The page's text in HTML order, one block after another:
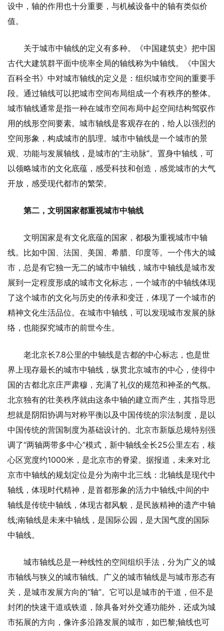
设中，轴的作用也十分重要，与机械设备中的轴有类似价
值。
关于城市中轴线的定义有多种。《中国建筑史》把中国
古代大建筑群平面中统率全局的轴线称为中轴线。《中国大
百科全书》中对城市轴线的定义是：组织城市空间的重要手
段。通过轴线可以把城市空间布局组成一个有秩序的整体。
城市轴线通常是指一种在城市空间布局中起空间结构驾驭作
用的线形空间要素。城市轴线是客观存在的，给人以强烈的
空间形象，构成城市的肌理。城市中轴线是一个城市的景
观、功能与发展轴线，是城市的“主动脉”。置身中轴线，可
以领略城市的文化底蕴，感受科技和创造，感觉城市的大气
开放，感受现代都市的繁荣。
第二，文明国家都重视城市中轴线
文明国家是有文化底蕴的国家，都极为重视城市中轴
线。比如中国、法国、美国、希腊、印度等。一个伟大的城
市，总是有它独一无二的城市中轴线，城市中轴线是城市发
展到一定程度形成的城市文化标志，一个城市的中轴线体现
了这个城市的文化与历史的传承和变迁，体现了一个城市的
精神文化生活品位。在城市中轴线，可以发现城市发展的脉
络，也能探究城市的前世今生。
老北京长7.8公里的中轴线是古都的中心标志，也是世
界上现存最长的城市中轴线，纵贯北京城市的中心，使得中
国的古都北京庄严肃穆，充满了礼仪的规范和神圣的气氛。
北京独有的壮美秩序就由这条中轴的建立而产生，其指导思
想就是阴阳协调与对称平衡以及中国传统的宗法制度，是以
中国传统的营国制度为基础设计的。北京市新版总规特别强
调了“两轴两带多中心”模式，新中轴线全长25公里左右，核
心区宽度约1000米，是北京市的脊梁。据报道，未来对北
京市中轴线的规划定位是分为南中北三线：北轴线是现代中
轴线，体现时代精神，是首都形象的活力中轴线;中间的中
轴线是传统中轴线，体现古都风貌，是民族精神的遗产中轴
线;南轴线是未来中轴线，是国际公园，是大国气度的国际
中轴线。
城市轴线总是一种线性的空间组织手法，分为广义的城
市轴线与狭义的城市轴线。广义的城市轴线是与城市形态有
关，是城市发展方向的“轴”。它可以是城市的干道，但不是
封闭的快速干道或铁道，除具备对外交通功能外，还成为城
市拓展的方向，像许多沿路发展的城市，如巴黎;轴线也可